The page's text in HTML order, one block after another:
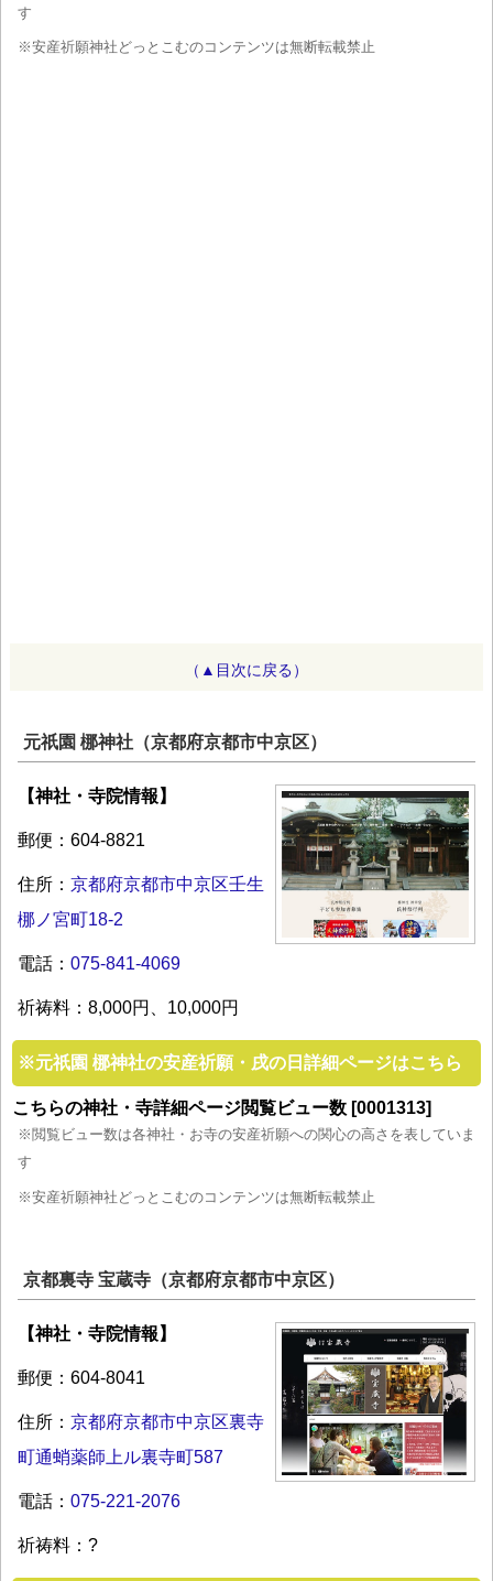
す
※安産祈願神社どっとこむのコンテンツは無断転載禁止
（▲目次に戻る）
元祇園 梛神社（京都府京都市中京区）
【神社・寺院情報】
郵便：604-8821
住所： 京都府京都市中京区壬生
梛ノ宮町18-2
電話： 075-841-4069
祈祷料：8,000円、10,000円
※元祇園 梛神社の安産祈願・戌の日詳細ページはこちら
こちらの神社・寺詳細ページ閲覧ビュー数 [0001313]
※閲覧ビュー数は各神社・お寺の安産祈願への関心の高さを表していま
す
※安産祈願神社どっとこむのコンテンツは無断転載禁止
京都裏寺 宝蔵寺（京都府京都市中京区）
【神社・寺院情報】
郵便：604-8041
住所： 京都府京都市中京区裏寺
町通蛸薬師上ル裏寺町587
電話： 075-221-2076
祈祷料：?